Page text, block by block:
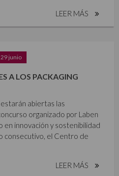
LEER MÁS
29 junio
A LOS PACKAGING
abiertas las
organizado por Laben
en innovación y sostenibilidad
consecutivo, el Centro de
LEER MÁS